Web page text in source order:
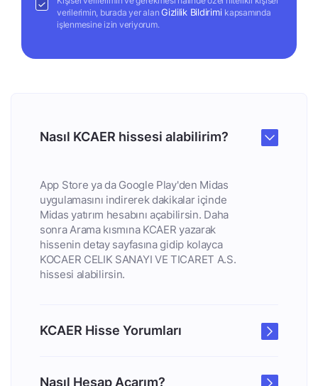
verilerimin, burada yer alanGizlilik Bildirimi kapsamında
işlenmesine izin veriyorum.
Nasıl KCAER hissesi alabilirim?
App Store ya da Google Play'den Midas
uygulamasını indirerek dakikalar içinde
Midas yatırım hesabını açabilirsin. Daha
sonra Arama kısmına KCAER yazarak
hissenin detay sayfasına gidip kolayca
KOCAER CELIK SANAYI VE TICARET A.S.
hissesi alabilirsin.
KCAER Hisse Yorumları
Nasıl Hesap Açarım?